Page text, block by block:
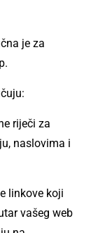
je za
riječi za
naslovima i
linkove koji
vašeg web